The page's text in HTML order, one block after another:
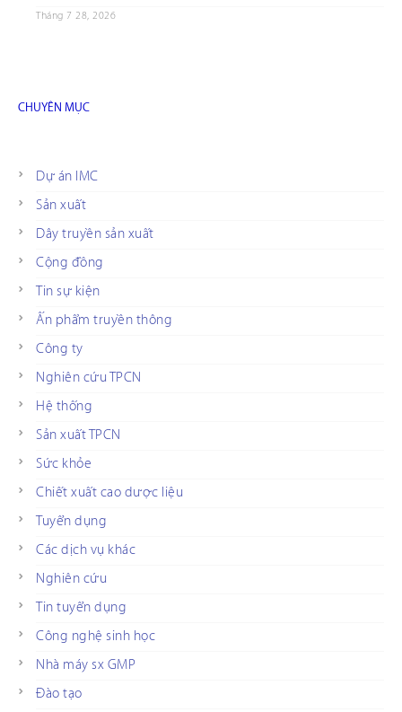
Tháng 7 28, 2026
CHUYÊN MỤC
Dự án IMC
Sản xuất
Dây truyền sản xuất
Cộng đồng
Tin sự kiện
Ấn phẩm truyền thông
Công ty
Nghiên cứu TPCN
Hệ thống
Sản xuất TPCN
Sức khỏe
Chiết xuất cao dược liệu
Tuyển dụng
Các dịch vụ khác
Nghiên cứu
Tin tuyển dụng
Công nghệ sinh học
Nhà máy sx GMP
Đào tạo